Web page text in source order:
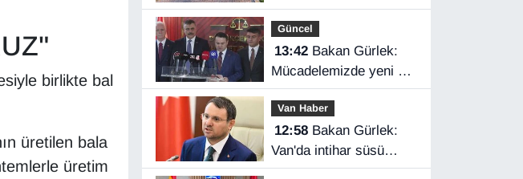
birlikte bal
üretilen bala
üretim
yoğunluğu
Güncel
13:42Bakan Gürlek:
Mücadelemizde yeni bir
boyuta geçeceğiz
Van Haber
12:58Bakan Gürlek:
Van'da intihar süsü
verilen olay aydınlatıldı